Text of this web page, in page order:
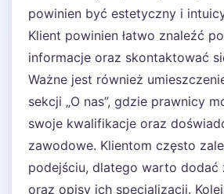
powinien być estetyczny i
Klient powinien łatwo znaleźć
informacje oraz skontaktować
Ważne jest również
sekcji „O nas”, gdzie prawnicy
swoje kwalifikacje oraz
zawodowe. Klientom często
podejściu, dlatego warto dodać
oraz opisy ich specjalizacji.